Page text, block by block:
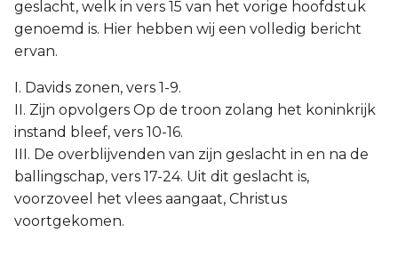
geslacht, welk in vers 15 van het vorige hoofdstuk
genoemd is. Hier hebben wij een volledig bericht
ervan.
I. Davids zonen, vers 1-9.
II. Zijn opvolgers Op de troon zolang het koninkrijk
instand bleef, vers 10-16.
III. De overblijvenden van zijn geslacht in en na de
ballingschap, vers 17-24. Uit dit geslacht is,
voorzoveel het vlees aangaat, Christus
voortgekomen.